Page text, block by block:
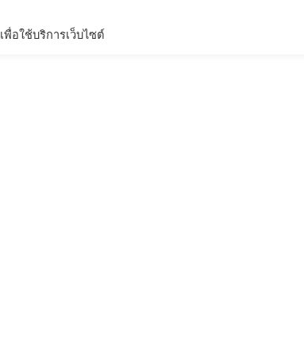
เพื่อใช้บริการเว็บไซต์